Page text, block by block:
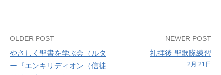
Post
navigation
OLDER POST
やさしく聖書を学ぶ会（ルタ
ー『エンキリディオン（信徒
NEWER POST
礼拝後 聖歌隊練習
2月 21日